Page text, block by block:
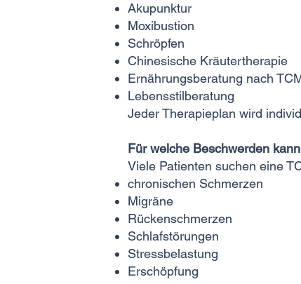
Akupunktur
Moxibustion
Schröpfen
Chinesische Kräutertherapie
Ernährungsberatung nach
Lebensstilberatung
Jeder Therapieplan wird
Für welche Beschwerden
Viele Patienten suchen eine
chronischen Schmerzen
Migräne
Rückenschmerzen
Schlafstörungen
Stressbelastung
Erschöpfung